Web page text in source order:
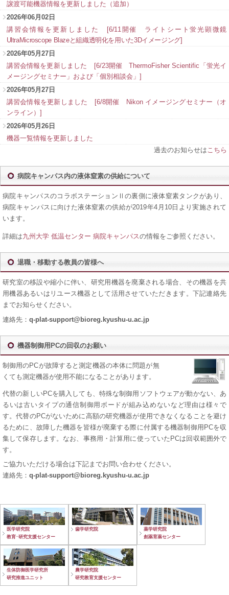
譲渡可能機器情報を更新しました（追加）
2026年06月02日
講習会情報を更新しました
[6/11開催 ライトシート蛍光顕微鏡
UltraMicroscope Blazeと組織透明化を用いた3Dイメージング]
2026年05月27日
講習会情報を更新しました [6/23開催 ThermoFisher Scientific「蛍光イ
メージングセミナー」および「個別相談会」]
2026年05月27日
講習会情報を更新しました [6/8開催 Nikon イメージングセミナー（オ
ンライン）]
2026年05月26日
機器一覧情報を更新しました
過去のお知らせはこちら
病院キャンパス内の液体窒素の供給について
病院キャンパスのコラボステーションⅡの裏側に液体窒素タンクがあり、
病院キャンパスに向けた液体窒素の供給が2019年4月10日より実施されて
います。
詳細は九州大学 低温センター 病院キャンパスの情報をご参照ください。
退職・移動する教員の皆様へ
研究室の移設や縮小に伴い、研究用機器を廃棄される場合、その機器を共
用機器あるいはリユース機器として活用させていただきます。下記連絡先
までお知らせください。
連絡先： q-plat-support@bioreg.kyushu-u.ac.jp
機器制御用PCの回収のお願い
制御用のPCが故障すると測定機器の本体に問題が無
くても測定機器が使用不能になることがあります。
代替の新しいPCを購入しても、特殊な制御用ソフトウェアが動かない、あ
るいは古いタイプの通信制御用ボードが組み込めないなど理由は様々で
す。代替のPCがないために高額の研究機器が使用できなくなることを避け
るために、故障した機器を皆様が廃棄する際に付属する機器制御用PCを収
集して保存します。なお、事務用・計算用に使っていたPCは回収範囲外で
す。
ご協力いただける場合は下記までお問い合わせください。
連絡先： q-plat-support@bioreg.kyushu-u.ac.jp
医学研究院
教育･研究支援センター
歯学研究院
薬学研究院
創薬育薬センター
生体防御医学研究所
研究推進ユニット
農学研究院
研究教育支援センター